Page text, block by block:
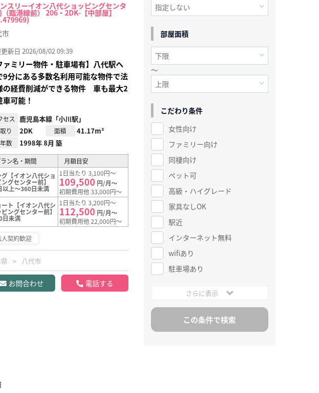
スリーイオン八代ショッピングセンタ
（臨港線前） 206・2DK-【中部屋】
市
新日 2026/08/02 09:39
ァミリー物件・駐車場有】八代駅へ
9分にある多数名利用可能な物件で法
の経費削減ができる物件 車も最大2
車可能！
セス 鹿児島本線「小川駅」
り 2DK 面積 41.17m²
数 1998年 8月 築
ン名・期間
月額目安
グ【イオン八代ショ
ングセンター前】
以上～360日未満
1日当たり 3,100円～
109,500 円/月～
初期費用他 33,000円～
ート【イオン八代シ
ピングセンター前】
日未満
1日当たり 3,200円～
112,500 円/月～
初期費用他 22,000円～
人契約歓迎
八代市
お問合わせ 電話する
部屋面積
～
こだわり条件
女性向け
ファミリー向け
同棲向け
ペット可
高級・ハイグレード
家具なしOK
駅近
インターネット無料
wifiあり
駐車場あり
さらに表示